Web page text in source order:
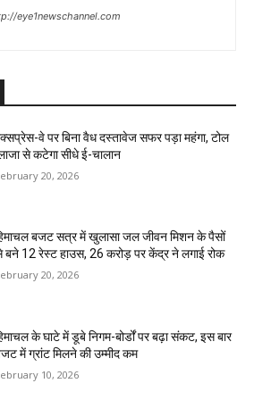
eye1newschannel.com
वे पर बिना वैध दस्तावेज सफर पड़ा महंगा, टोल
से कटेगा सीधे ई-चालान
20, 2026
बजट सत्र में खुलासा जल जीवन मिशन के पैसों
बने 12 रेस्ट हाउस, 26 करोड़ पर केंद्र ने लगाई रोक
20, 2026
के घाटे में डूबे निगम-बोर्डों पर बढ़ा संकट, इस बार
में ग्रांट मिलने की उम्मीद कम
10, 2026